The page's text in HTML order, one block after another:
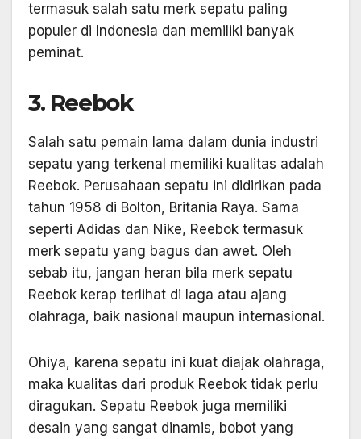
termasuk salah satu merk sepatu paling
populer di Indonesia dan memiliki banyak
peminat.
3. Reebok
Salah satu pemain lama dalam dunia industri
sepatu yang terkenal memiliki kualitas adalah
Reebok. Perusahaan sepatu ini didirikan pada
tahun 1958 di Bolton, Britania Raya. Sama
seperti Adidas dan Nike, Reebok termasuk
merk sepatu yang bagus dan awet. Oleh
sebab itu, jangan heran bila merk sepatu
Reebok kerap terlihat di laga atau ajang
olahraga, baik nasional maupun internasional.
Ohiya, karena sepatu ini kuat diajak olahraga,
maka kualitas dari produk Reebok tidak perlu
diragukan. Sepatu Reebok juga memiliki
desain yang sangat dinamis, bobot yang